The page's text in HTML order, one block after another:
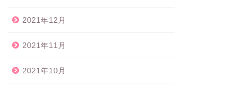
2021年12月
2021年11月
2021年10月